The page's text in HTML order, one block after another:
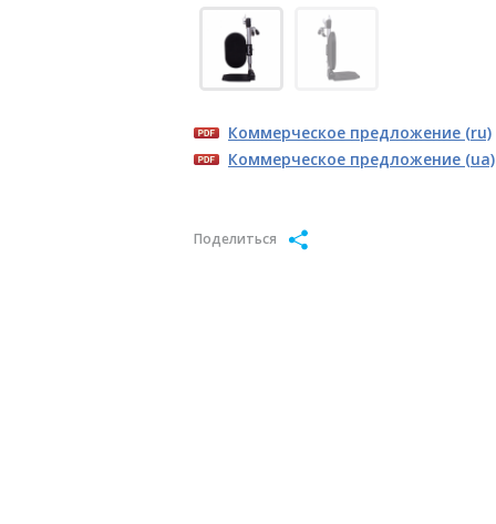
Коммерческое предложение (ru)
Коммерческое предложение (ua)
Поделиться